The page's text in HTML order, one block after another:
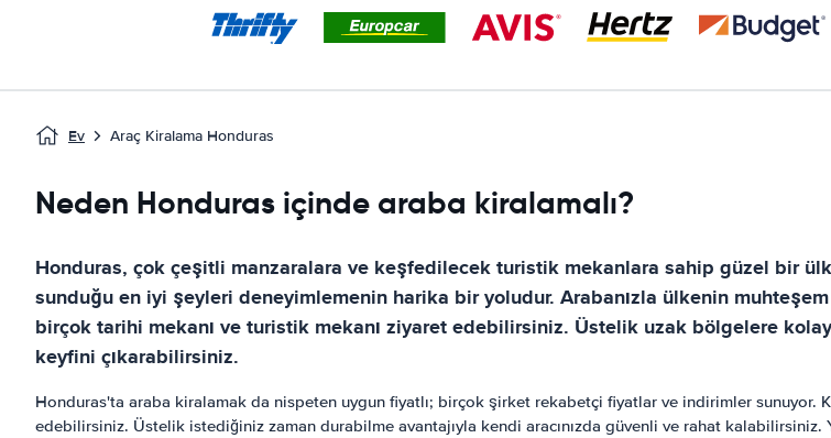
Ev Araç Kiralama Honduras
Neden Honduras içinde araba kiralamalı?
Honduras, çok çeşitli manzaralara ve keşfedilecek turistik mekanlara sahip güzel bir
sunduğu en iyi şeyleri deneyimlemenin harika bir yoludur. Arabanızla ülkenin muhteşem
birçok tarihi mekanı ve turistik mekanı ziyaret edebilirsiniz. Üstelik uzak bölgelere
keyfini çıkarabilirsiniz.
Honduras'ta araba kiralamak da nispeten uygun fiyatlı; birçok şirket rekabetçi fiyatlar ve indirimler sunuyor.
edebilirsiniz. Üstelik istediğiniz zaman durabilme avantajıyla kendi aracınızda güvenli ve rahat